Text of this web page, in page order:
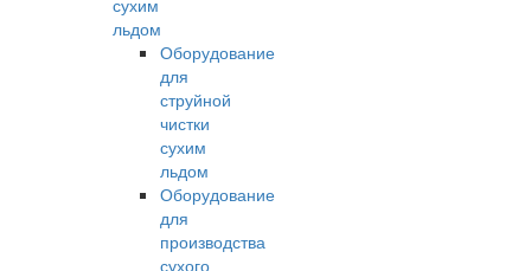
сухим
льдом
Оборудование
для
струйной
чистки
сухим
льдом
Оборудование
для
производства
сухого